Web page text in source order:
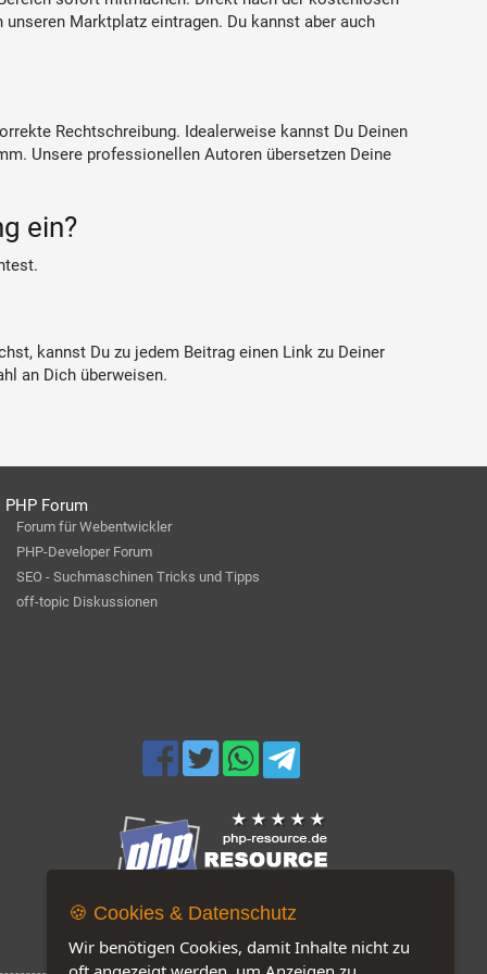
Marktplatz eintragen. Du kannst aber auch
Rechtschreibung. Idealerweise kannst Du Deinen
Unsere professionellen Autoren übersetzen Deine
ein?
kannst Du zu jedem Beitrag einen Link zu Deiner
an Dich überweisen.
PHP Forum
Forum für Webentwickler
PHP-Developer Forum
SEO - Suchmaschinen Tricks und Tipps
off-topic Diskussionen
Jetzt auf unserer Seite: 168
🍪 Cookies & Datenschutz
Wir benötigen Cookies, damit Inhalte nicht zu